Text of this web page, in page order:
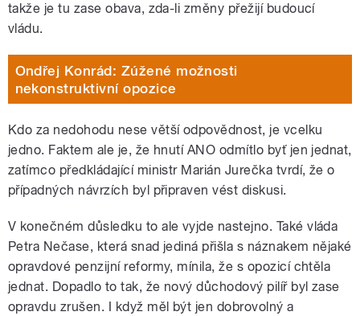
takže je tu zase obava, zda-li změny přežijí budoucí
vládu.
Ondřej Konrád: Zúžené možnosti
nekonstruktivní opozice
Kdo za nedohodu nese větší odpovědnost, je vcelku
jedno. Faktem ale je, že hnutí ANO odmítlo byť jen jednat,
zatímco předkládající ministr Marián Jurečka tvrdí, že o
případných návrzích byl připraven vést diskusi.
V konečném důsledku to ale vyjde nastejno. Také vláda
Petra Nečase, která snad jediná přišla s náznakem nějaké
opravdové penzijní reformy, mínila, že s opozicí chtěla
jednat. Dopadlo to tak, že nový důchodový pilíř byl zase
opravdu zrušen. I když měl být jen dobrovolný a